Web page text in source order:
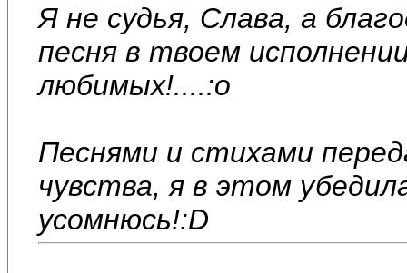
Я не судья, Слава, а
песня в твоем
любимых!....:o
Песнями и стихами
чувства, я в этом
усомнюсь!:D